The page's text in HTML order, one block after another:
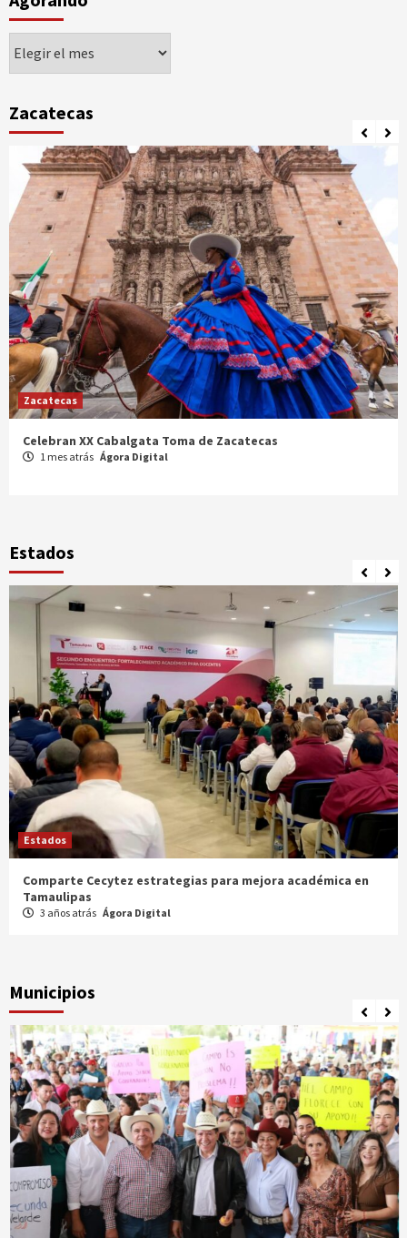
Zacatecas
Zacatecas
Celebran XX Cabalgata Toma de Zacatecas
1 mes atrás Ágora Digital
Estados
Estados
Comparte Cecytez estrategias para mejora académica en
Tamaulipas
3 años atrás Ágora Digital
Municipios